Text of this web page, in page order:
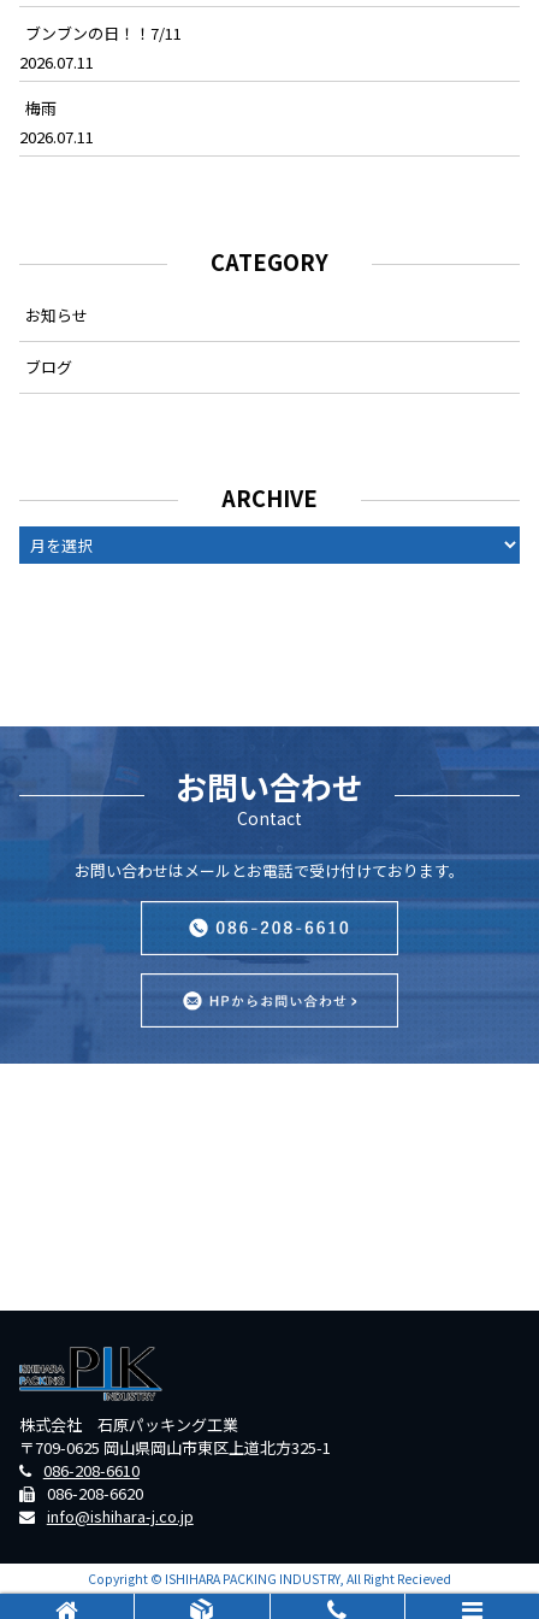
ブンブンの日！！7/11
2026.07.11
梅雨
2026.07.11
CATEGORY
お知らせ
ブログ
ARCHIVE
ARCHIVE
お問い合わせ
Contact
お問い合わせはメールとお電話で受け付けております。
株式会社 石原パッキング工業
〒709-0625 岡山県岡山市東区上道北方325-1
086-208-6610
086-208-6620
info@ishihara-j.co.jp
Copyright © ISHIHARA PACKING INDUSTRY, All Right Recieved